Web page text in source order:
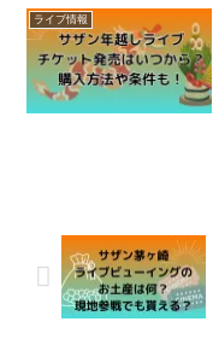
ライブ情報